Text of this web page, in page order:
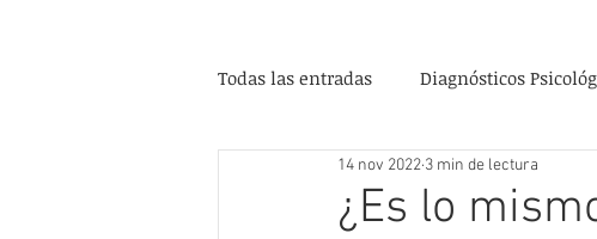
Todas las entradas Diagnósticos
¿Es lo
14 nov 2022 3 min de lectura